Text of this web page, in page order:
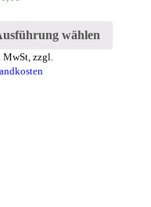
wählen
zzgl.